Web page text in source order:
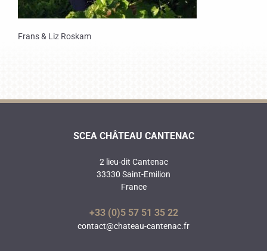
Frans & Liz Roskam
SCEA CHÂTEAU CANTENAC
2 lieu-dit Cantenac
33330 Saint-Emilion
France
+33 (0)5 57 51 35 22
contact@chateau-cantenac.fr